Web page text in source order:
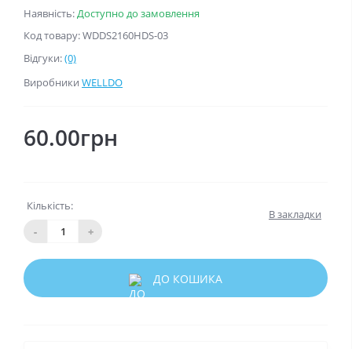
Наявність:Доступно до замовлення
Код товару: WDDS2160HDS-03
Відгуки:(0)
Виробники WELLDO
60.00грн
Кількість:
-
+
В закладки
ДО КОШИКА